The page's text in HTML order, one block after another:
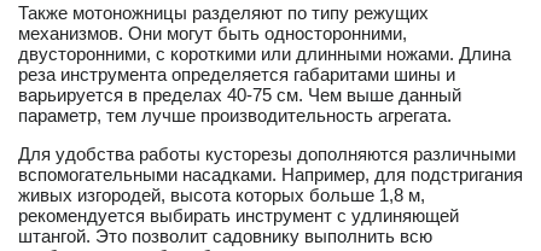
Также мотоножницы разделяют по типу режущих
механизмов. Они могут быть односторонними,
двусторонними, с короткими или длинными ножами. Длина
реза инструмента определяется габаритами шины и
варьируется в пределах 40-75 см. Чем выше данный
параметр, тем лучше производительность агрегата.
Для удобства работы кусторезы дополняются различными
вспомогательными насадками. Например, для подстригания
живых изгородей, высота которых больше 1,8 м,
рекомендуется выбирать инструмент с удлиняющей
штангой. Это позволит садовнику выполнить всю